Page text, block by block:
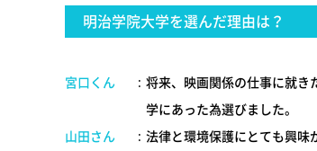
明治学院大学を選んだ理由は？
宮口くん : 将来、映画関係の仕事に就き
学にあった為選びました。
山田さん
: 法律と環境保護にとても興味